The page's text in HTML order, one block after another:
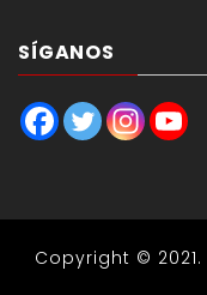
SÍGANOS
Copyright © 2021.